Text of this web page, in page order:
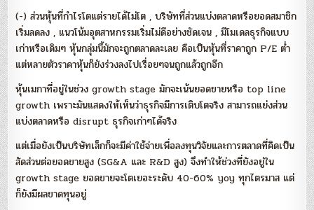
(-) ส่วนหุ้นที่กำไรโตแต่รายได้ไม่โต , บริษัทที่ส่วนแบ่งตลาดหรือยอดสมาชิก
เริ่มลดลง , แนวโน้มอุตสาหกรรมเริ่มไม่ดีอย่างชัดเจน , มีโมเดลธุรกิจแบบ
เก่าหรือเดิมๆ หุ้นกลุ่มนี้มักจะถูกตลาดละเลย คือเป็นหุ้นที่ราคาถูก P/E ต่ำ
แต่หลายตัวราคาหุ้นก็ยังร่วงลงไปเรื่อยๆจนถูกแล้วถูกอีก
หุ้นเมกาที่อยู่ในช่วง growth stage มักจะเน้นยอดขายหรือ top line
growth เพราะมันแสดงให้เห็นว่าธุรกิจมีการเติบโตจริง สามารถแย่งส่วน
แบ่งตลาดหรือ disrupt ธุรกิจเก่าๆได้จริง
แต่เมื่อยังเป็นบริษัทเล็กก็จะมีค่าใช้จ่ายเพื่อลงทุนวิจัยและการตลาดที่คิดเป็น
สัดส่วนต่อยอดขายสูง (SG&A และ R&D สูง) จึงทำให้ช่วงที่ยังอยู่ใน
growth stage ยอดขายจะโตเยอะระดับ 40-60% yoy ทุกไตรมาส แต่
ก็ยังมีผลขาดทุนอยู่